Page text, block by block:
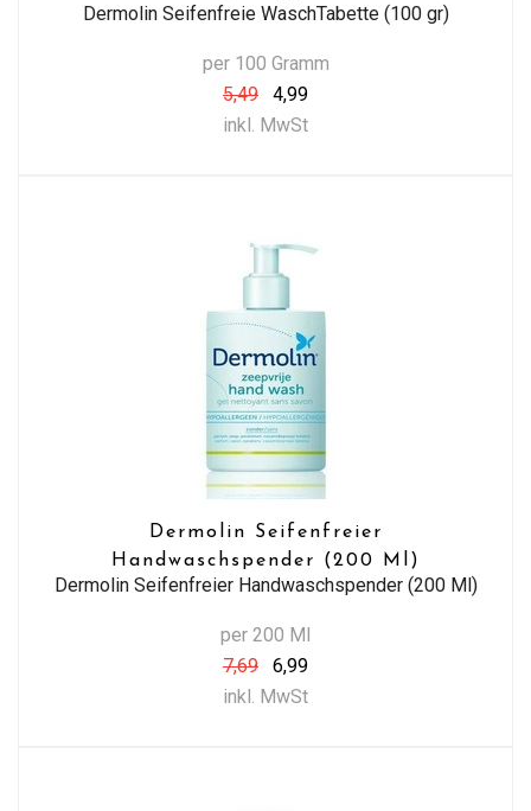
Dermolin Seifenfreie WaschTabette (100 gr)
per 100 Gramm
5,49
4,99
inkl. MwSt
Dermolin Seifenfreier
Handwaschspender (200 Ml)
Dermolin Seifenfreier Handwaschspender (200 Ml)
per 200 Ml
7,69
6,99
inkl. MwSt